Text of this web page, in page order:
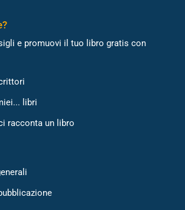
e promuovi il tuo libro gratis con
libri
racconta un libro